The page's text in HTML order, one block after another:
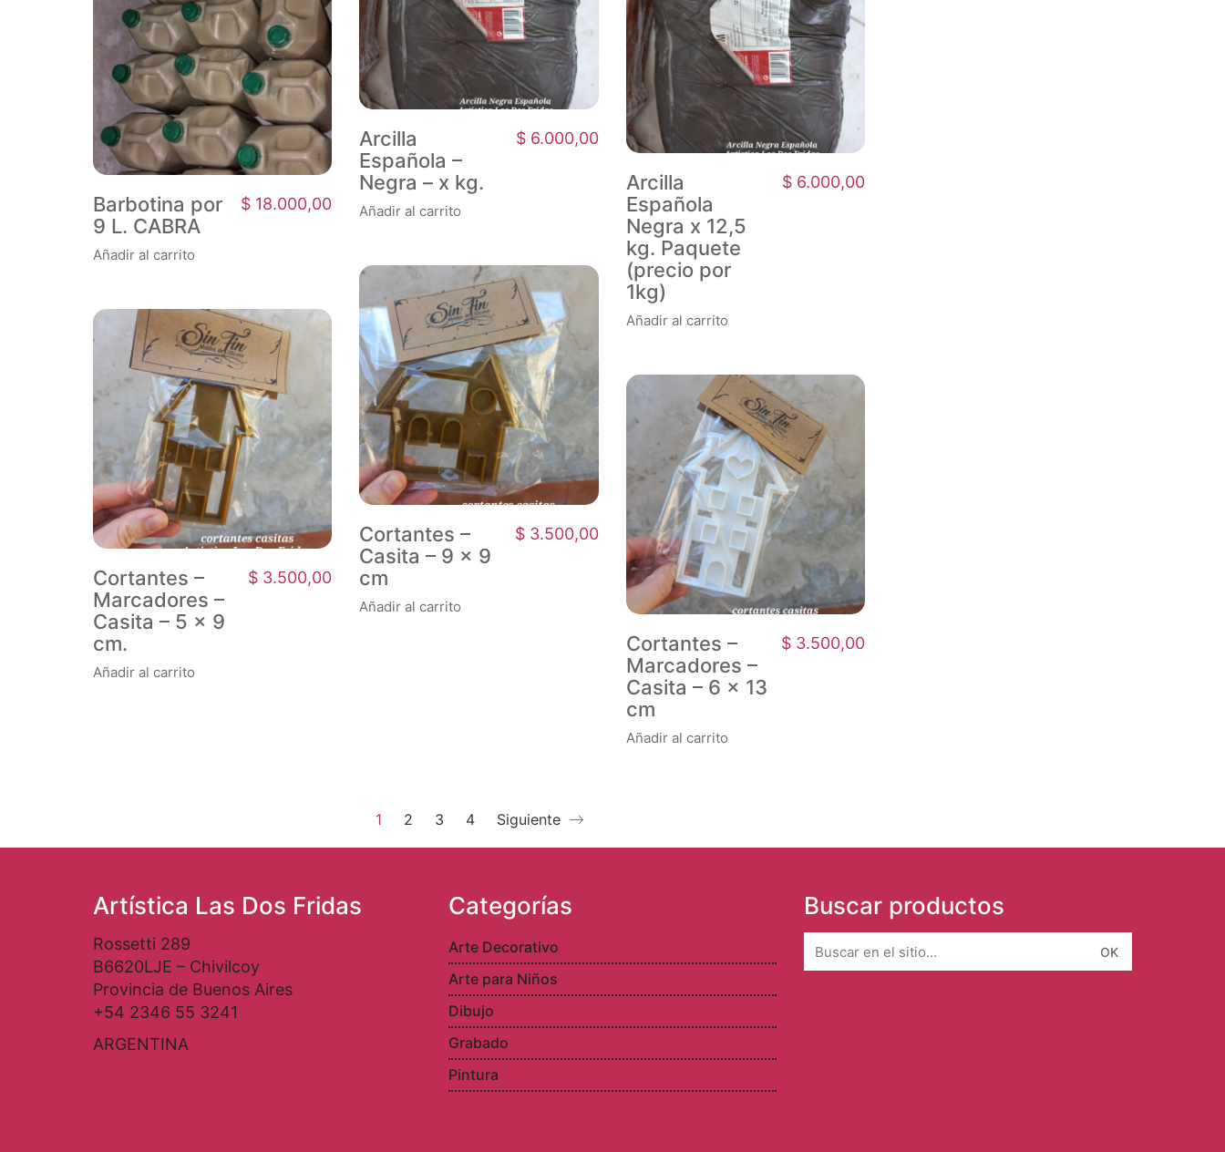
Arcilla
Española –
Negra – x kg.
Añadir al carrito
$6.000,00
Arcilla
Española
Negra x 12,5
kg. Paquete
(precio por
1kg)
Añadir al carrito
$ 6.000,00
Barbotina por
9 L. CABRA
Añadir al carrito
$ 18.000,00
Cortantes –
Casita – 9 x 9
cm
Añadir al carrito
$3.500,00
Cortantes –
Marcadores –
Casita – 5 x 9
cm.
Añadir al carrito
$ 3.500,00
Cortantes –
Marcadores –
Casita – 6 x 13
cm
Añadir al carrito
$ 3.500,00
1 2 3 4 Siguiente
Artística Las Dos Fridas
Rossetti 289
B6620LJE – Chivilcoy
Provincia de Buenos Aires
+54 2346 55 3241
ARGENTINA
Categorías
Arte Decorativo
Arte para Niños
Dibujo
Grabado
Pintura
Buscar productos
for: